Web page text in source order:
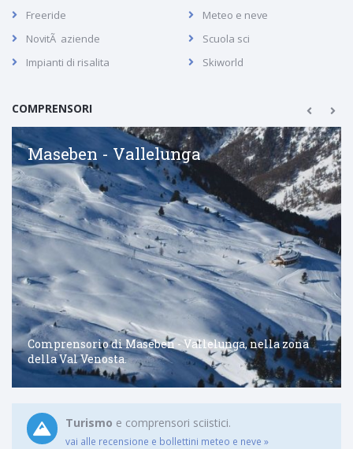
Freeride
NovitÃ aziende
Impianti di risalita
Meteo e neve
Scuola sci
Skiworld
COMPRENSORI
Maseben - Vallelunga
Comprensorio di Maseben - Vallelunga, nella zona
della Val Venosta.
Turismo e comprensori sciistici.
vai alle recensione e bollettini meteo e neve »